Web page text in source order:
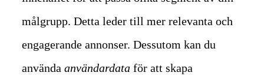
målgrupp. Detta leder till mer relevanta och
engagerande annonser. Dessutom kan du
användaanvändardata för att skapa